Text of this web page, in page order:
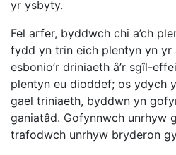
yr ysbyty.
Fel arfer, byddwch chi a’ch
fydd yn trin eich plentyn yn yr
esbonio’r driniaeth â’r sgîl-
plentyn eu dioddef; os ydych
gael triniaeth, byddwn yn
ganiatâd. Gofynnwch unrhyw
trafodwch unrhyw bryderon